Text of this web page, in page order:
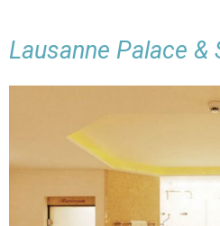
Lausanne Palace &